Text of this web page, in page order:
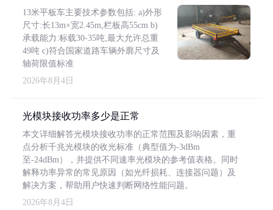
13米平板车主要技术参数包括: a)外形
尺寸:长13m×宽2.45m,栏板高55cm b)
承载能力:标载30-35吨,最大允许总重
49吨 c)符合国家道路车辆外廓尺寸及
轴荷限值标准
2026年8月4日
光模块接收功率多少是正常
本文详细解答光模块接收功率的正常范围及影响因素，重
点分析千兆光模块的收光标准（典型值为-3dBm
至-24dBm），并提供不同速率光模块的参考值表格。同时
解释功率异常的常见原因（如光纤损耗、连接器问题）及
解决方案，帮助用户快速判断网络性能问题。
2026年8月4日